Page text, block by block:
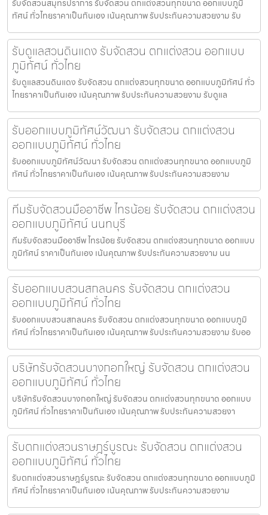
รับจัดสวนสมุทรปราการ รับจัดสวน ตกแต่งสวนทุกขนาด ออกแบบภูมิ
ทัศน์ ทั่วไทยราคาเป็นกันเอง เน้นคุณภาพ รับประกันความสวยงาม รับ
รับดูแลสวนดินแดง รับจัดสวน ตกแต่งสวน ออกแบบ
ภูมิทัศน์ ทั่วไทย
รับดูแลสวนดินแดง รับจัดสวน ตกแต่งสวนทุกขนาด ออกแบบภูมิทัศน์ ทั่ว
ไทยราคาเป็นกันเอง เน้นคุณภาพ รับประกันความสวยงาม รับดูแล
รับออกแบบภูมิทัศน์วัฒนา รับจัดสวน ตกแต่งสวน
ออกแบบภูมิทัศน์ ทั่วไทย
รับออกแบบภูมิทัศน์วัฒนา รับจัดสวน ตกแต่งสวนทุกขนาด ออกแบบภูมิ
ทัศน์ ทั่วไทยราคาเป็นกันเอง เน้นคุณภาพ รับประกันความสวยงาม
ทีมรับจัดสวนมืออาชีพ ไทรน้อย รับจัดสวน ตกแต่งสวน
ออกแบบภูมิทัศน์ นนทบุรี
ทีมรับจัดสวนมืออาชีพ ไทรน้อย รับจัดสวน ตกแต่งสวนทุกขนาด ออกแบบ
ภูมิทัศน์ ราคาเป็นกันเอง เน้นคุณภาพ รับประกันความสวยงาม นน
รับออกแบบสวนสกลนคร รับจัดสวน ตกแต่งสวน
ออกแบบภูมิทัศน์ ทั่วไทย
รับออกแบบสวนสกลนคร รับจัดสวน ตกแต่งสวนทุกขนาด ออกแบบภูมิ
ทัศน์ ทั่วไทยราคาเป็นกันเอง เน้นคุณภาพ รับประกันความสวยงาม รับออ
บริษัทรับจัดสวนบางกอกใหญ่ รับจัดสวน ตกแต่งสวน
ออกแบบภูมิทัศน์ ทั่วไทย
บริษัทรับจัดสวนบางกอกใหญ่ รับจัดสวน ตกแต่งสวนทุกขนาด ออกแบบ
ภูมิทัศน์ ทั่วไทยราคาเป็นกันเอง เน้นคุณภาพ รับประกันความสวยงา
รับตกแต่งสวนราษฎร์บูรณะ รับจัดสวน ตกแต่งสวน
ออกแบบภูมิทัศน์ ทั่วไทย
รับตกแต่งสวนราษฎร์บูรณะ รับจัดสวน ตกแต่งสวนทุกขนาด ออกแบบภูมิ
ทัศน์ ทั่วไทยราคาเป็นกันเอง เน้นคุณภาพ รับประกันความสวยงาม